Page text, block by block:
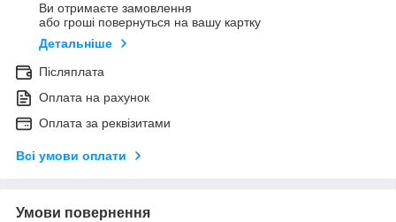
Ви отримаєте замовлення
або гроші повернуться на вашу картку
Детальніше
Післяплата
Оплата на рахунок
Оплата за реквізитами
Всі умови оплати
Умови повернення